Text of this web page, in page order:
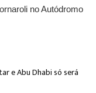
no Autódromo
e Abu Dhabi só será